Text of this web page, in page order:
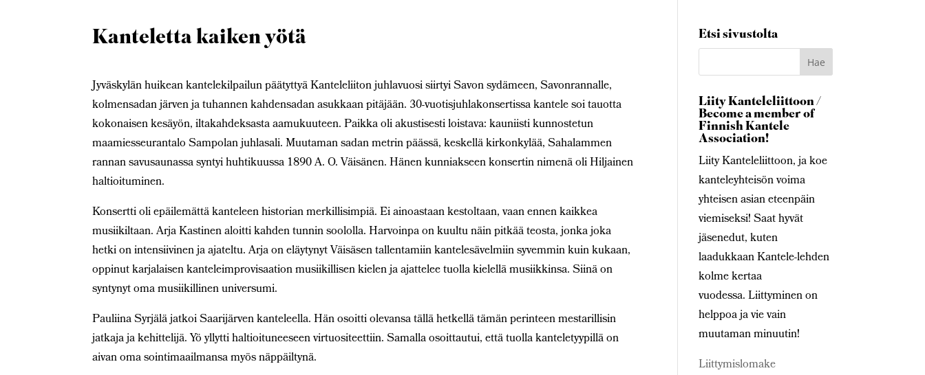
Kanteletta kaiken yötä
Jyväskylän huikean kantelekilpailun päätyttyä Kanteleliiton juhlavuosi siirtyi Savon sydämeen, Savonrannalle,
kolmensadan järven ja tuhannen kahdensadan asukkaan pitäjään. 30-vuotisjuhlakonsertissa kantele soi tauotta
kokonaisen kesäyön, iltakahdeksasta aamukuuteen. Paikka oli akustisesti loistava: kauniisti kunnostetun
maamiesseurantalo Sampolan juhlasali. Muutaman sadan metrin päässä, keskellä kirkonkylää, Sahalammen
rannan savusaunassa syntyi huhtikuussa 1890 A. O. Väisänen. Hänen kunniakseen konsertin nimenä oli Hiljainen
haltioituminen.
Konsertti oli epäilemättäkanteleen historian merkillisimpiä. Ei ainoastaan kestoltaan, vaan ennen kaikkea
musiikiltaan. Arja Kastinen aloitti kahden tunnin soololla. Harvoinpa on kuultu näin pitkää teosta, jonka joka
hetki on intensiivinen ja ajateltu. Arja on eläytynyt Väisäsen tallentamiin kantelesävelmiin syvemmin kuin kukaan,
oppinut karjalaisen kanteleimprovisaation musiikillisen kielen ja ajattelee tuolla kielellä musiikkinsa. Siinä on
syntynyt oma musiikillinen universumi.
Pauliina Syrjälä jatkoi Saarijärven kanteleella. Hän osoitti olevansa tällä hetkellä tämän perinteen mestarillisin
jatkaja ja kehittelijä. Yö yllytti haltioituneeseen virtuositeettiin. Samalla osoittautui, että tuolla kanteletyypillä on
aivan oma sointimaailmansa myös näppäiltynä.
Etsi sivustolta
Liity Kanteleliittoon /
Become a member of
Finnish Kantele
Association!
Liity Kanteleliittoon, ja koe
kanteleyhteisön voima
yhteisen asian eteenpäin
viemiseksi! Saat hyvät
jäsenedut, kuten
laadukkaan Kantele-lehden
kolme kertaa
vuodessa. Liittyminen on
helppoa ja vie vain
muutaman minuutin!
Liittymislomake